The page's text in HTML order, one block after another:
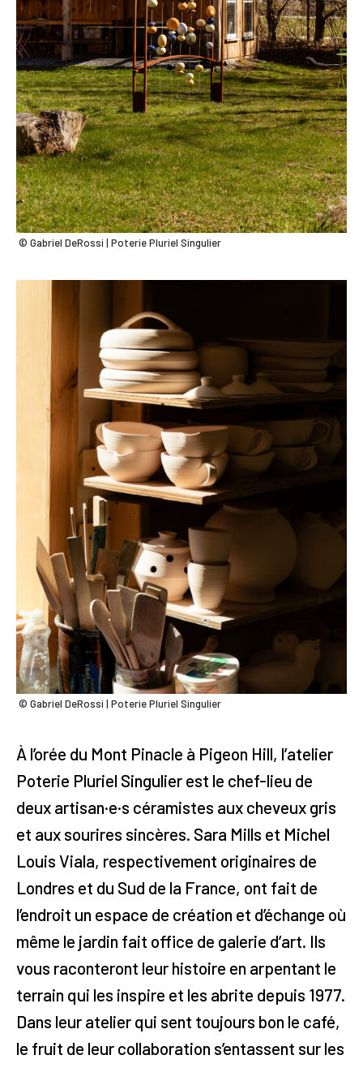
© Gabriel DeRossi | Poterie Pluriel Singulier
© Gabriel DeRossi | Poterie Pluriel Singulier
À l’orée du Mont Pinacle à Pigeon Hill, l’atelier
Poterie Pluriel Singulier est le chef-lieu de
deux artisan·e·s céramistes aux cheveux gris
et aux sourires sincères. Sara Mills et Michel
Louis Viala, respectivement originaires de
Londres et du Sud de la France, ont fait de
l’endroit un espace de création et d’échange où
même le jardin fait office de galerie d’art. Ils
vous raconteront leur histoire en arpentant le
terrain qui les inspire et les abrite depuis 1977.
Dans leur atelier qui sent toujours bon le café,
le fruit de leur collaboration s’entassent sur les